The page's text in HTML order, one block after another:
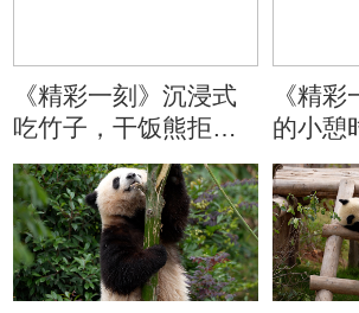
《精彩一刻》沉浸式
吃竹子，干饭熊拒绝
分心
《精
的小憩